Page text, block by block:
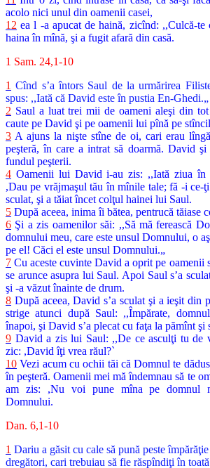
acolo nici unul din oamenii casei,
12 ea l -a apucat de haină, zicînd: ,,Culcă-
haina în mînă, şi a fugit afară din casă.
1 Sam. 24,1-10
1 Cînd s’a întors Saul de la urmărirea
spus: ,,Iată că David este în pustia En-Ghedi.„
2 Saul a luat trei mii de oameni aleşi din tot
caute pe David şi pe oamenii lui pînă pe
3 A ajuns la nişte stîne de oi, cari erau
peşteră, în care a intrat să doarmă. David
fundul peşterii.
4 Oamenii lui David i-au zis: ,,Iată ziua în
,Dau pe vrăjmaşul tău în mînile tale; fă -i ce-
sculat, şi a tăiat încet colţul hainei lui Saul.
5 După aceea, inima îi bătea, pentrucă tăiase
6 Şi a zis oamenilor săi: ,,Să mă ferească
domnului meu, care este unsul Domnului, o
pe el! Căci el este unsul Domnului.„
7 Cu aceste cuvinte David a oprit pe oamenii
se arunce asupra lui Saul. Apoi Saul s’a
şi -a văzut înainte de drum.
8 După aceea, David s’a sculat şi a ieşit din
strige atunci după Saul: ,,Împărate,
înapoi, şi David s’a plecat cu faţa la pămînt şi
9 David a zis lui Saul: ,,De ce asculţi tu de
zic: ,David îţi vrea răul?`
10 Vezi acum cu ochii tăi că Domnul te
în peşteră. Oamenii mei mă îndemnau să te
am zis: ,Nu voi pune mîna pe domnul
Domnului.
Dan. 6,1-10
1 Dariu a găsit cu cale să pună peste
dregători, cari trebuiau să fie răspîndiţi în